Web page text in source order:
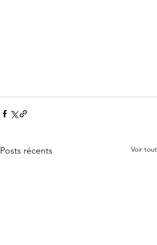
Posts récents Voir tout